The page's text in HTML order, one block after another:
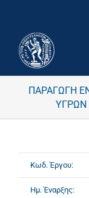
ΠΑΡΑΓΩΓΗ
ΥΓΡΩΝ
Κωδ. Έργου:
Ημ. Έναρξης: